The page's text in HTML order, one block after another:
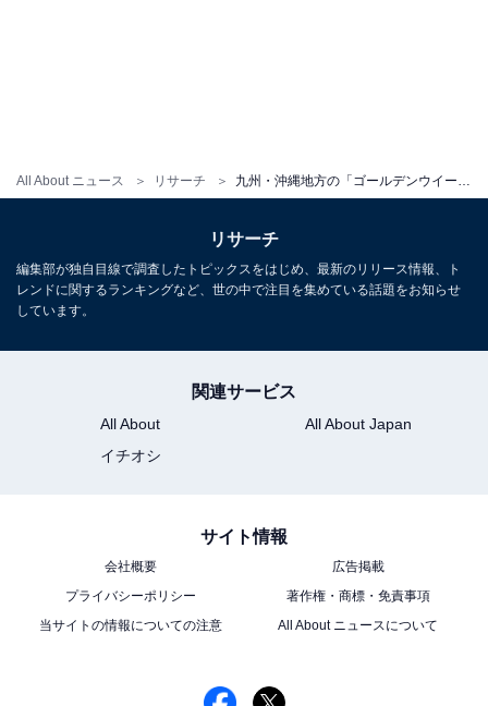
All About ニュース リサーチ
リサーチ
編集部が独自目線で調査したトピックスをはじめ、最新のリリース情報、ト
レンドに関するランキングなど、世の中で注目を集めている話題をお知らせ
しています。
関連サービス
All About
All About Japan
イチオシ
サイト情報
会社概要
広告掲載
プライバシーポリシー
著作権・商標・免責事項
当サイトの情報についての注意
All About ニュースについて